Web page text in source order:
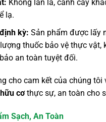
Không lẫn lá, cành cây
lạ.
kỳ: Sản phẩm được lấy
thuốc bảo vệ thực vật,
an toàn tuyệt đối.
cho cam kết của chúng tôi
cơthực sự, an toàn cho
Sạch, An Toàn